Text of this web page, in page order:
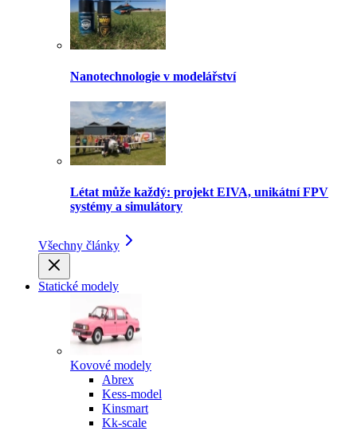
Nanotechnologie v modelářství
Létat může každý: projekt EIVA, unikátní FPV
systémy a simulátory
Všechny články
Statické modely
Kovové modely
Abrex
Kess-model
Kinsmart
Kk-scale